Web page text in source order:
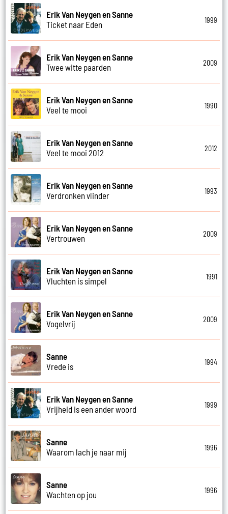
Erik Van Neygen en Sanne
Ticket naar Eden
1999
Erik Van Neygen en Sanne
Twee witte paarden
2009
Erik Van Neygen en Sanne
Veel te mooi
1990
Erik Van Neygen en Sanne
Veel te mooi 2012
2012
Erik Van Neygen en Sanne
Verdronken vlinder
1993
Erik Van Neygen en Sanne
Vertrouwen
2009
Erik Van Neygen en Sanne
Vluchten is simpel
1991
Erik Van Neygen en Sanne
Vogelvrij
2009
Sanne
Vrede is
1994
Erik Van Neygen en Sanne
Vrijheid is een ander woord
1999
Sanne
Waarom lach je naar mij
1996
Sanne
Wachten op jou
1996